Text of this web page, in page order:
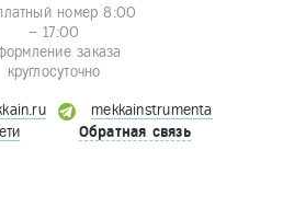
номер 8:00
– 17:00
заказа
круглосуточно
mekkainstrumenta
Обратная связь